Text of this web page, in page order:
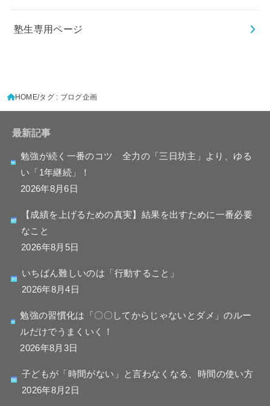
塾生専用ページ
HOME タグ : ブログ企画
最新記事
勉強が続く一番のコツ 全力の「三日坊主」より、ゆる
い「1年継続」！
2026年8月6日
【成績を上げるための真実】結果を出すために一番必要
なこと
2026年8月5日
いちばん難しいのは「行動すること」
2026年8月4日
勉強の習慣化は「〇〇してからじゃないとダメ」のルー
ルだけでうまくいく！
2026年8月3日
子どもが「時間がない」と言わなくなる、時間の使い方
2026年8月2日